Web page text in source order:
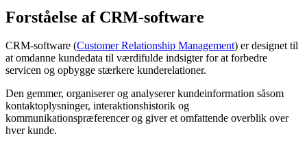
Forståelse af CRM-software
CRM-software (Customer Relationship Management) er designet til
at omdanne kundedata til værdifulde indsigter for at forbedre
servicen og opbygge stærkere kunderelationer.
Den gemmer, organiserer og analyserer kundeinformation såsom
kontaktoplysninger, interaktionshistorik og
kommunikationspræferencer og giver et omfattende overblik over
hver kunde.